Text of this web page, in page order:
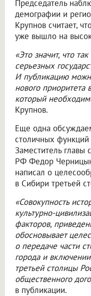
Председатель
демографии и
Крупнов считает,
уже вышло на
«Это значит, что
серьезных
И публикацию
нового приоритета
который
Крупнов.
Еще одна
столичных
Заместитель главы
РФ Федор
написал о
в Сибири третьей
«Совокупность
культурно-
факторов,
обосновывает
о передаче части
города и
третьей столицы
общественного
в публикации.